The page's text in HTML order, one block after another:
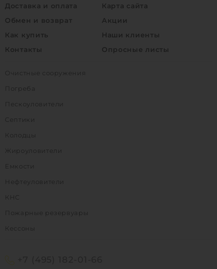
Доставка и оплата
Обмен и возврат
Как купить
Контакты
Карта сайта
Акции
Наши клиенты
Опросные листы
Очистные сооружения
Погреба
Пескоуловители
Септики
Колодцы
Жироуловители
Емкости
Нефтеуловители
КНС
Пожарные резервуары
Кессоны